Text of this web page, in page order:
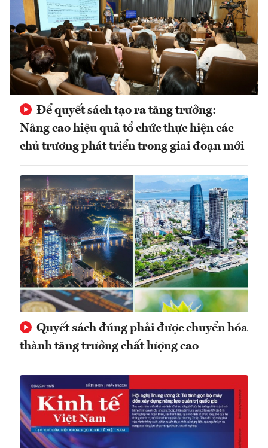
Để quyết sách tạo ra tăng trưởng:
Nâng cao hiệu quả tổ chức thực hiện các
chủ trương phát triển trong giai đoạn mới
Quyết sách đúng phải được chuyển hóa
thành tăng trưởng chất lượng cao